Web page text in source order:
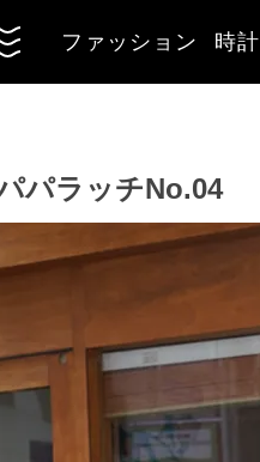
ファッション 時計
パラッチNo.04